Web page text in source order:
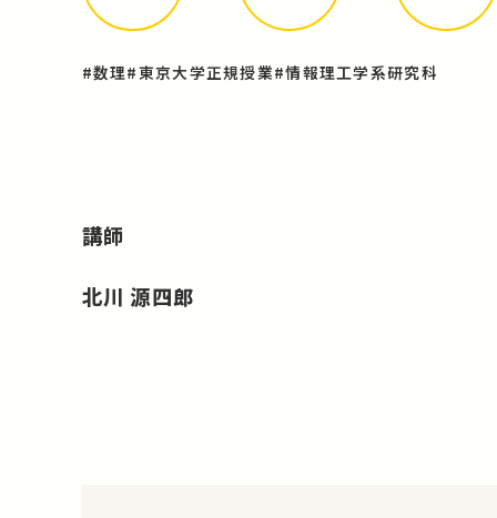
#数理#東京大学正規授業#情報理工学系研究科
講師
北川 源四郎